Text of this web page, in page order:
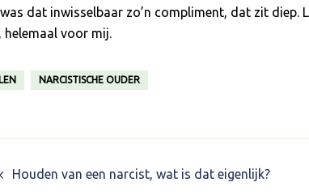
dat inwisselbaar zo’n compliment, dat zit diep.
helemaal voor mij.
NARCISTISCHE OUDER
Houden van een narcist, wat is dat eigenlijk?